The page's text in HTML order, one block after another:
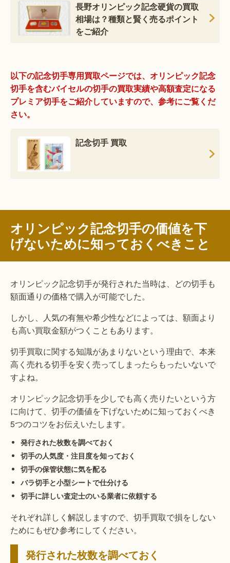
長野オリンピック記念硬貨の買取
相場は？種類と賢く売るポイント
をご紹介
以下の記念切手専用買取ページでは、オリンピック記念
切手を含むバイセルの切手の買取実績や高額査定になる
プレミア切手をご紹介していますので、参考にご覧くだ
さい。
記念切手 買取
オリンピック記念切手の価値を下
げないために知っておくべきこと
オリンピック記念切手が発行された当時は、どの切手も
額面通りの価格で購入が可能でした。
しかし、人気の有無や希少性などによっては、額面より
も高い買取金額がつくこともあります。
切手買取に関する知識があまりないという理由で、本来
高く売れる切手を安く売ってしまったらもったいないで
すよね。
オリンピック記念切手を少しでも高く売りたいという方
に向けて、切手の価値を下げないために知っておくべき
5つのコツをお伝えいたします。
発行された枚数を調べておく
切手の人気度・注目度を知っておく
切手の保管状態に気を配る
バラ切手と小型シートで仕分ける
切手に詳しい査定士のいる業者に依頼する
それぞれ詳しく解説しますので、切手買取で損をしない
ためにもぜひ参考にしてください。
発行された枚数を調べておく